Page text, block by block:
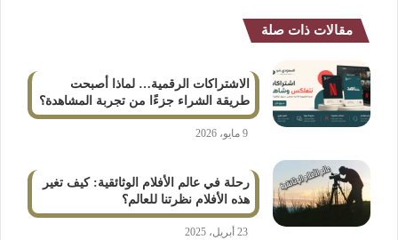
مقالات ذات صلة
الاشتراكات الرقمية… لماذا أصبحت
طريقة الشراء جزءًا من تجربة المشاهدة؟
9 مايو، 2026
رحلة في عالم الأفلام الوثائقية: كيف تغير
هذه الأفلام نظرتنا للعالم؟
23 أبريل، 2025